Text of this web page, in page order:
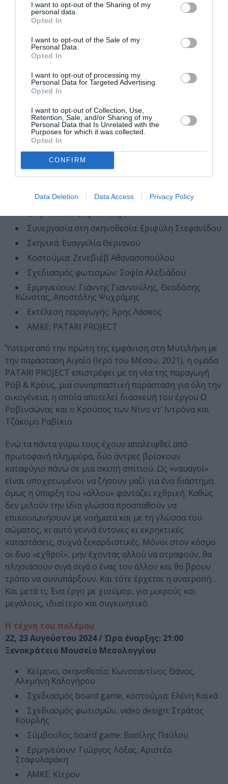
I want to opt-out of the Sharing of my
personal data.
Opted In
I want to opt-out of the Sale of my
Personal Data.
Opted In
I want to opt-out of processing my
Personal Data for Targeted Advertising.
Opted In
I want to opt-out of Collection, Use,
Retention, Sale, and/or Sharing of my
Personal Data that Is Unrelated with the
Purposes for which it was collected.
Opted In
CONFIRM
Data Deletion Data Access Privacy Policy
προκαταβολικά συγγνώμη για την ταλαιπωρία. Στο
χάρτη, που στο κουτί θα βρείτε, είναι σημειωμένα
τέσσερα σημεία, χρειάζεται τα κάστρα αυτά τη
σφραγίδα τους να δώσουν για να σας αποσταλεί η
παραγγελία. Παρακαλώ μην παραβλέπετε καμία οδηγία.
Σας χαιρετούμε φιλικά, Σπαθί και Ασπίδα, ΑΜΕ
(Ανώνυμη Μονοπωλιακή Εταιρία)».
Χίλιοι λόγοι για να τσακωθείς
Ροβ & Κρους
20, 21 Αυγούστου 2024 / Ώρα έναρξης: 21:00
Κάστρο Μυτιλήνης
Διασκευή: PATARI PROJECT
Σκηνοθεσία: Σοφία Πάσχου
Συνεργασία στη σκηνοθεσία: Εριφύλη Στεφανίδου
Σκηνικά: Ευαγγελία Θεριανού
Κοστούμια: Zενεβιέβ Αθανασοπούλου
Σχεδιασμός φωτισμών: Σοφία Αλεξιάδου
Ερμηνεύουν: Γιάννης Γιαννούλης, Θεοδόσης
Κώνστας, Αποστόλης Ψυχράμης
Εκτέλεση παραγωγής: Άρης Λάσκος
ΑΜΚΕ: PATARI PROJECT
Ύστερα από την πρώτη της εμφάνιση στη Μυτιλήνη με
την παράσταση Αιγαίο (Ιερό του Μέσου, 2021), η ομάδα
PATARI PROJECT επιστρέφει με τη νέα της παραγωγή
Ροβ & Κρους, μια συναρπαστική παράσταση για όλη την
οικογένεια, η οποία αποτελεί διασκευή του έργου Ο
Ροβινσώνας και ο Κρούσος των Νίνο ντ’ Ιντρόνα και
Τζάκομο Ραβίκιο.
Ενώ τα πάντα γύρω τους έχουν απαλειφθεί από
πρωτοφανή πλημμύρα, δύο άντρες βρίσκουν
καταφύγιο πάνω σε μια σκεπή σπιτιού. Ως «ναυαγοί»
είναι υποχρεωμένοι να ζήσουν μαζί για ένα διάστημα,
όμως η ύπαρξη του «άλλου» φαντάζει εχθρική. Καθώς
δεν μιλούν την ίδια γλώσσα προσπαθούν να
επικοινωνήσουν με νοήματα και με τη γλώσσα του
σώματος, κι αυτό γεννά έντονες κι εκρηκτικές
καταστάσεις, συχνά ξεκαρδιστικές. Μόνοι στον κόσμο
οι δυο «εχθροί», μην έχοντας αλλού να στραφούν, θα
πλησιάσουν σιγά σιγά ο ένας τον άλλον και θα βρουν
τρόπο να συνυπάρξουν. Και τότε έρχεται η ανατροπή…
Και μετά τι; Ένα έργο με χιούμορ, για μικρούς και
μεγάλους, ιδιαίτερο και συγκινητικό.
Η τέχνη του πολέμου
22, 23 Αυγούστου 2024 / Ώρα έναρξης: 21:00
Ξενοκράτειο Μουσείο Μεσολογγίου
Κείμενο, σκηνοθεσία: Κωνσταντίνος Θάνος,
Αλκμήνη Καλογήρου
Σχεδιασμός board game, κοστούμια: Ελένη Καϊκά
Σχεδιασμός φωτισμών, video design: Στράτος
Κουρλής
Σύμβουλος board game: Βασίλης Παύλου
Ερμηνεύουν: Γιώργος Λόξας, Αριστέα
Σταφυλαράκη
ΑΜΚΕ: Κίτρον